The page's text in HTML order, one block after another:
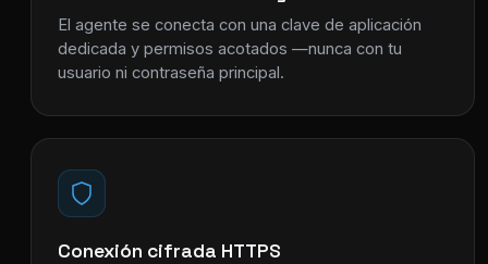
El agente se conecta con una clave de aplicación
dedicada y permisos acotados —nunca con tu
usuario ni contraseña principal.
Conexión cifrada HTTPS